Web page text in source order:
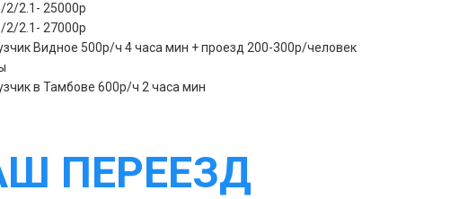
2/2.1- 25000р
2/2.1- 27000р
Видное 500р/ч 4 часа мин + проезд 200-300р/человек
в Тамбове 600р/ч 2 часа мин
ПЕРЕЕЗД